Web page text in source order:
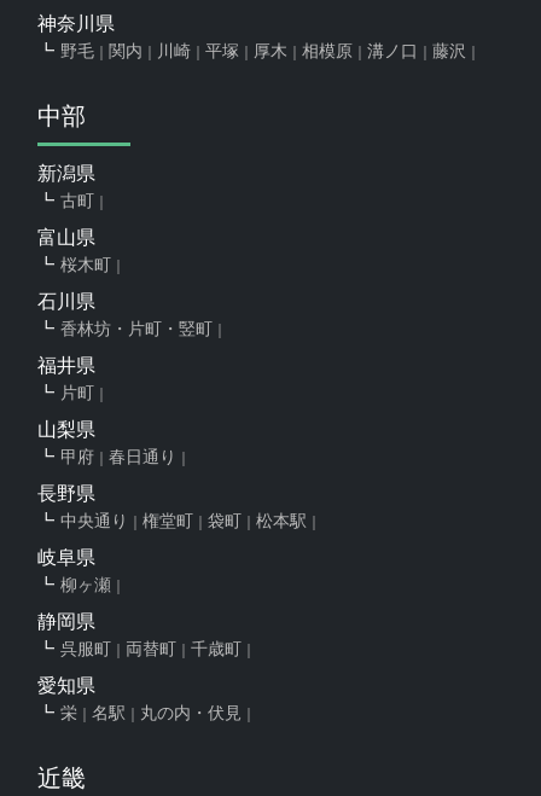
神奈川県
野毛 関内 川崎 平塚 厚木 相模原 溝ノ口 藤沢
中部
新潟県
古町
富山県
桜木町
石川県
香林坊・片町・竪町
福井県
片町
山梨県
甲府 春日通り
長野県
中央通り 権堂町 袋町 松本駅
岐阜県
柳ヶ瀬
静岡県
呉服町 両替町 千歳町
愛知県
栄 名駅 丸の内・伏見
近畿